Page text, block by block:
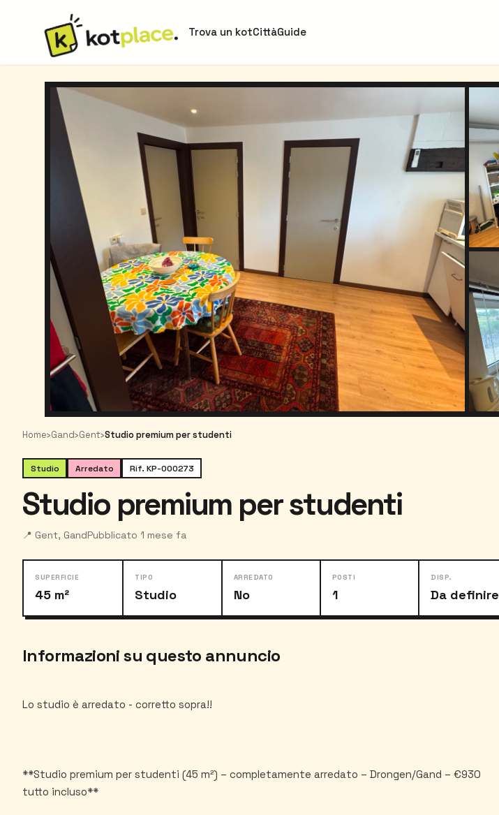
Trova un kotCittàGuide
Home›Gand›Gent›Studio premium per studenti
Studio Arredato Rif. KP-000273
Studio premium per studenti
📍 Gent, GandPubblicato 1 mese fa
SUPERFICIE
45 m²
TIPO
Studio
ARREDATO
No
POSTI
1
DISP.
Da definire
Informazioni su questo annuncio
Lo studio è arredato - corretto sopra!!
**Studio premium per studenti (45 m²) – completamente arredato – Drongen/Gand – €930
tutto incluso**